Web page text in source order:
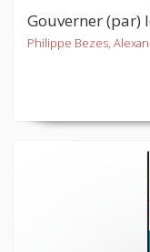
Gouverner (par)
Philippe Bezes,